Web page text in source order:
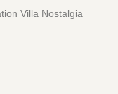
Villa Nostalgia